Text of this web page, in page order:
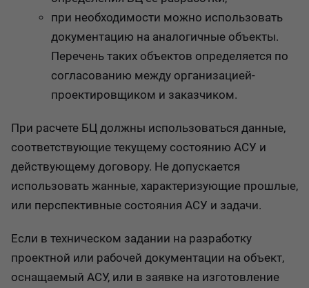
при необходимости можно использовать
документацию на аналогичные объекты.
Перечень таких объектов определяется по
согласованию между организацией-
проектировщиком и заказчиком.
При расчете БЦ должны использоваться данные,
соответствующие текущему состоянию АСУ и
действующему договору. Не допускается
использовать жанные, характеризующие прошлые,
или перспективные состояния АСУ и задачи.
Если в техническом задании на разработку
проектной или рабочей документации на объект,
оснащаемый АСУ, или в заявке на изготовление